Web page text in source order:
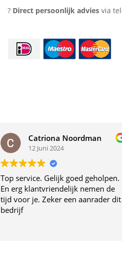
? Direct persoonlijk advies via
Catriona Noordman
12 Juni 2024
Top service. Gelijk goed geholpen.
En erg klantvriendelijk nemen de
tijd voor je. Zeker een aanrader dit
bedrijf